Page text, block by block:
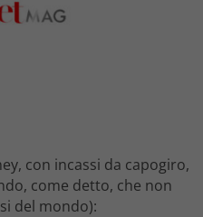
con incassi da capogiro,
come detto, che non
del mondo):